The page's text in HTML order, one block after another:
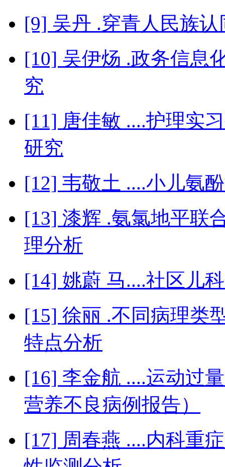
[9] 吴丹 .穿青人民族
[10] 吴伊炀 .政务信息
究
[11] 唐佳敏 ....护理实
研究
[12] 韦敬土 ....小儿氨
[13] 漆辉 .氨氯地平联
理分析
[14] 姚蔚 马....社区儿
[15] 徐丽 .不同病理类
特点分析
[16] 李金航 ....运动过
营养不良病例报告）
[17] 周春燕 ....内科重